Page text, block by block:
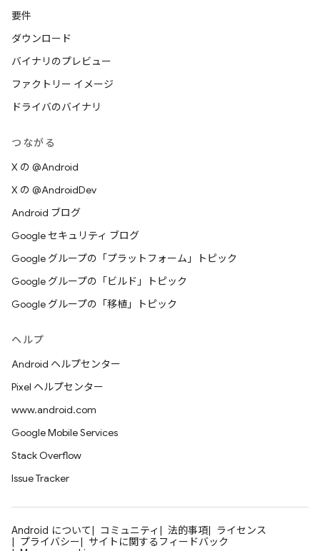
要件
ダウンロード
バイナリのプレビュー
ファクトリー イメージ
ドライバのバイナリ
つながる
X の @Android
X の @AndroidDev
Android ブログ
Google セキュリティ ブログ
Google グループの「プラットフォーム」トピック
Google グループの「ビルド」トピック
Google グループの「移植」トピック
ヘルプ
Android ヘルプセンター
Pixel ヘルプセンター
www.android.com
Google Mobile Services
Stack Overflow
Issue Tracker
Android について コミュニティ 法的事項
ライセンス
プライバシー
サイトに関するフィードバック